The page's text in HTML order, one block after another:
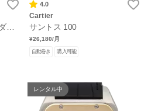
イ
4.0
Cartier
サントス 100
¥26,180/月
自動巻き 購入可能
レンタル中